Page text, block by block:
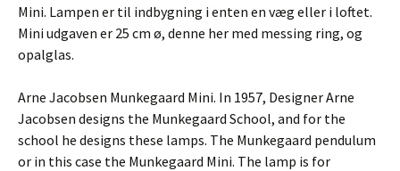
Mini. Lampen er til indbygning i enten en væg eller i loftet.
Mini udgaven er 25 cm ø, denne her med messing ring, og
opalglas.
Arne Jacobsen Munkegaard Mini. In 1957, Designer Arne
Jacobsen designs the Munkegaard School, and for the
school he designs these lamps. The Munkegaard pendulum
or in this case the Munkegaard Mini. The lamp is for